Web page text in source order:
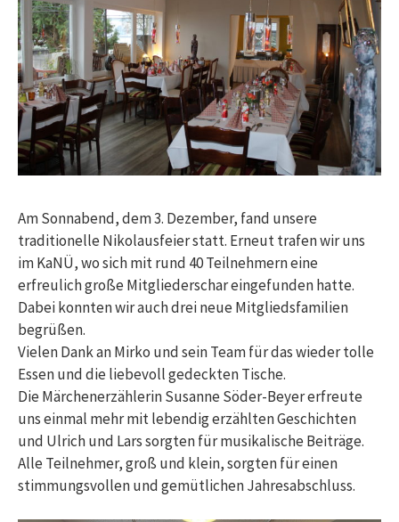
Am Sonnabend, dem 3. Dezember, fand unsere
traditionelle Nikolausfeier statt. Erneut trafen wir uns
im KaNÜ, wo sich mit rund 40 Teilnehmern eine
erfreulich große Mitgliederschar eingefunden hatte.
Dabei konnten wir auch drei neue Mitgliedsfamilien
begrüßen.
Vielen Dank an Mirko und sein Team für das wieder tolle
Essen und die liebevoll gedeckten Tische.
Die Märchenerzählerin Susanne Söder-Beyer erfreute
uns einmal mehr mit lebendig erzählten Geschichten
und Ulrich und Lars sorgten für musikalische Beiträge.
Alle Teilnehmer, groß und klein, sorgten für einen
stimmungsvollen und gemütlichen Jahresabschluss.